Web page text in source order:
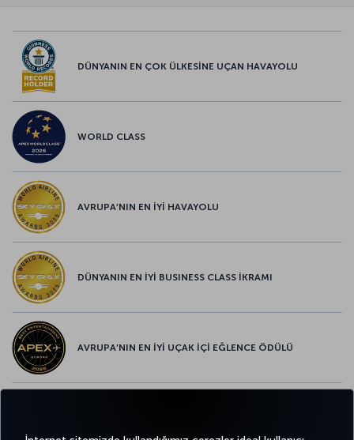
DÜNYANIN EN ÇOK ÜLKESİNE UÇAN HAVAYOLU
WORLD CLASS
AVRUPA’NIN EN İYİ HAVAYOLU
DÜNYANIN EN İYİ BUSINESS CLASS İKRAMI
AVRUPA’NIN EN İYİ UÇAK İÇİ EĞLENCE ÖDÜLÜ